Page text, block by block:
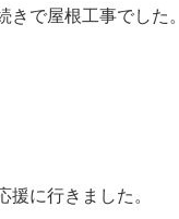
で屋根工事でした。
に行きました。